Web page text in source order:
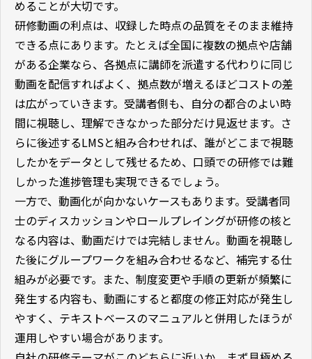
めることが大切です。
研修動画の利点は、収録した時点の品質をそのまま維持
できる点にあります。たとえば全国に複数の拠点や店舗
がある企業なら、各拠点に講師を派遣する代わりに同じ
動画を配信すればよく、拠点数が増えるほどコストの差
は広がっていきます。受講者側も、自分の都合のよい時
間に視聴し、理解できなかった部分だけ見返せます。さ
らに後述するLMSと組み合わせれば、誰がどこまで視聴
したかをデータとして残せるため、口頭での研修では難
しかった進捗管理も実現できるでしょう。
一方で、動画化が向かないケースもあります。受講者同
士のディスカッションやロールプレイングが研修の核と
なる内容は、動画だけでは完結しません。動画を視聴し
た後にグループワークを組み合わせるなど、補完する仕
組みが必要です。また、制度変更や手順の更新が頻繁に
発生する内容も、動画にすると都度の修正対応が発生し
やすく、テキストベースのマニュアルと併用したほうが
運用しやすい場合があります。